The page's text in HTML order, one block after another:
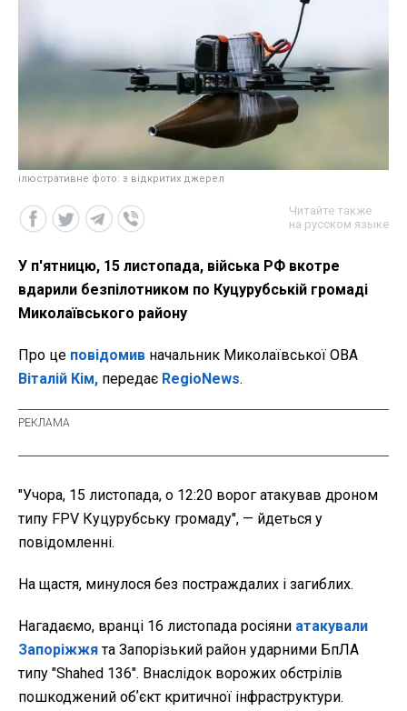
ілюстративне фото: з відкритих джерел
Читайте также
на русском языке
У п'ятницю, 15 листопада, війська РФ вкотре
вдарили безпілотником по Куцурубській громаді
Миколаївського району
Про це повідомив начальник Миколаївської ОВА
Віталій Кім, передає RegioNews.
"Учора, 15 листопада, о 12:20 ворог атакував дроном
типу FPV Куцурубську громаду", — йдеться у
повідомленні.
На щастя, минулося без постраждалих і загиблих.
Нагадаємо, вранці 16 листопада росіяни атакували
Запоріжжята Запорізький район ударними БпЛА
типу "Shahed 136". Внаслідок ворожих обстрілів
пошкоджений обʼєкт критичної інфраструктури.